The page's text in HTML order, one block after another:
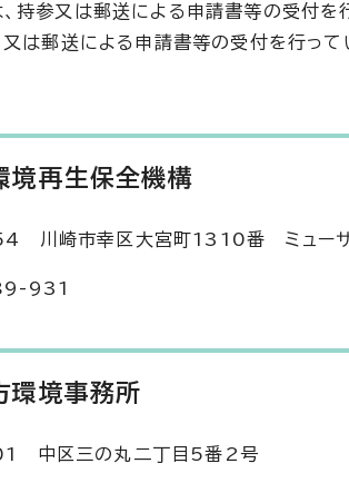
持参又は郵送による申請書等の受付を
又は郵送による申請書等の受付を行っ
境再生保全機構
川崎市幸区大宮町1310番 ミューザ
931
環境事務所
中区三の丸二丁目5番2号